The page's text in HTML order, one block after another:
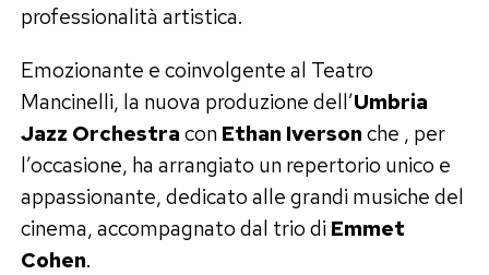
professionalità artistica.
Emozionante e coinvolgente al Teatro
Mancinelli, la nuova produzione dell’Umbria
Jazz OrchestraconEthan Iversonche , per
l’occasione, ha arrangiato un repertorio unico e
appassionante, dedicato alle grandi musiche del
cinema, accompagnato dal trio diEmmet
Cohen.